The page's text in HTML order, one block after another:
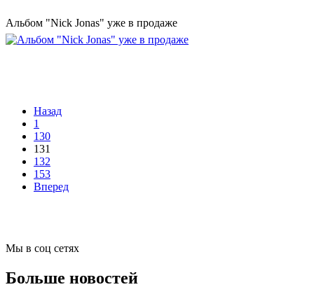
Альбом "Nick Jonas" уже в продаже
Назад
1
130
131
132
153
Вперед
Мы в соц сетях
Больше новостей